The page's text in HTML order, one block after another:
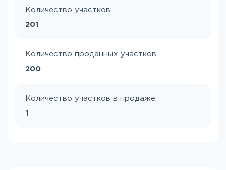
Количество участков:
201
Количество проданных участков:
200
Количество участков в продаже:
1